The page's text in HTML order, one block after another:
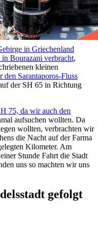
in Griechenland
Bourazani verbracht,
kleinen
Sarantaporos-Fluss
der SH 65 in Richtung
75, da wir auch den
aufsuchen wollten. Da
wollten, verbrachten wir
die Nacht auf der Farma
Kilometer. Am
Stunde Fahrt die Stadt
uns so machten wir uns
gefolgt